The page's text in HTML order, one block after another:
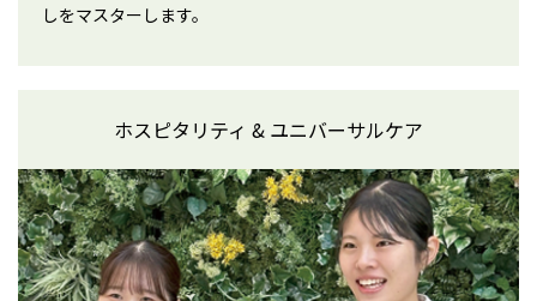
しをマスターします。
ホスピタリティ & ユニバーサルケア